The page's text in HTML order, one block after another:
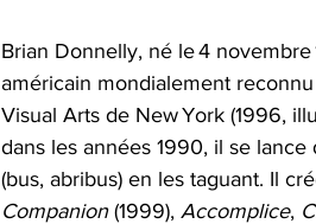
Brian Donnelly, né le 4
américain mondialement
Visual Arts de New York (1996,
dans les années 1990, il se
(bus, abribus) en les taguant. Il
Companion (1999), Accomplice,